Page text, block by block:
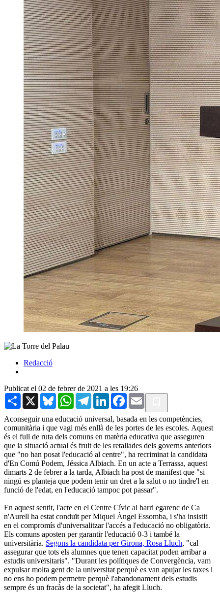
Redacció
Publicat el 02 de febrer de 2021 a les 19:26
Share X BlueskyWhatsAppTelegramLinkedInFacebook
Email
Aconseguir una educació universal, basada en les competències,
comunitària i que vagi més enllà de les portes de les escoles. Aquest
és el full de ruta dels comuns en matèria educativa que asseguren
que la situació actual és fruit de les retallades dels governs anteriors
que "no han posat l'educació al centre", ha recriminat la candidata
d'En Comú Podem, Jéssica Albiach. En un acte a Terrassa, aquest
dimarts 2 de febrer a la tarda, Albiach ha post de manifest que "si
ningú es planteja que podem tenir un dret a la salut o no tindre'l en
funció de l'edat, en l'educació tampoc pot passar".
En aquest sentit, l'acte en el Centre Cívic al barri egarenc de Ca
n'Aurell ha estat conduït per Miquel Àngel Essomba, i s'ha insistit
en el compromís d'universalitzar l'accés a l'educació no obligatòria.
Els comuns aposten per garantir l'educació 0-3 i també la
universitària. Segons la candidata per Girona, Rosa Lluch, "cal
assegurar que tots els alumnes que tenen capacitat poden arribar a
estudis universitaris". "Durant les polítiques de Convergència, vam
expulsar molta gent de la universitat perquè es van apujar les taxes i
no ens ho podem permetre perquè l'abandonament dels estudis
sempre és un fracàs de la societat", ha afegit Lluch.